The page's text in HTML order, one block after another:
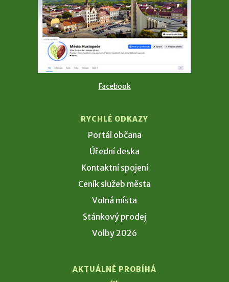
Facebook
RYCHLÉ ODKAZY
Portál občana
Úřední deska
Kontaktní spojení
Ceník služeb města
Volná místa
Stánkový prodej
Volby 2026
AKTUÁLNĚ PROBÍHÁ